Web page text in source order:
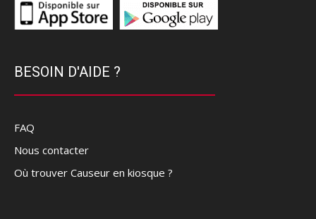
BESOIN D'AIDE ?
FAQ
Nous contacter
Où trouver Causeur en kiosque ?